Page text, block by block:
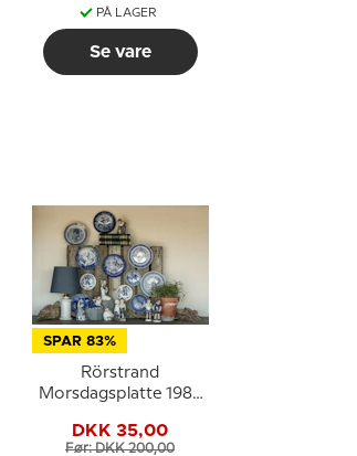
PÅ LAGER
Se vare
SPAR 83%
Rörstrand
Morsdagsplatte 1983
DKK 35,00
Før: DKK 200,00